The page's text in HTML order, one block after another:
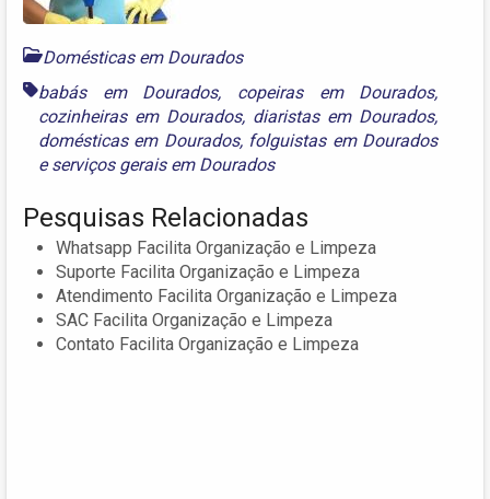
Domésticas em Dourados
babás em Dourados, copeiras em Dourados,
cozinheiras em Dourados, diaristas em Dourados,
domésticas em Dourados, folguistas em Dourados
eserviços gerais em Dourados
Pesquisas Relacionadas
Whatsapp Facilita Organização e Limpeza
Suporte Facilita Organização e Limpeza
Atendimento Facilita Organização e Limpeza
SAC Facilita Organização e Limpeza
Contato Facilita Organização e Limpeza